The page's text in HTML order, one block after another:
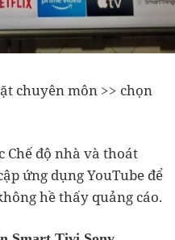
chuyên môn >> chọn
Chế độ nhà và thoát
ứng dụng YouTube để
hề thấy quảng cáo.